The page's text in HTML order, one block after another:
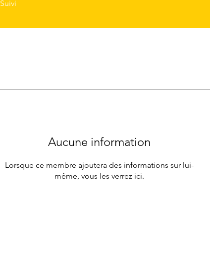
Aucune information
Lorsque ce membre ajoutera des informations sur lui-
même, vous les verrez ici.
Suivi